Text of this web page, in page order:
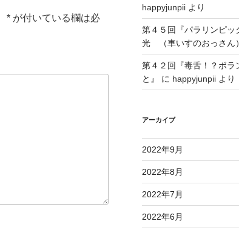
使
だ
* が付いている欄は必
happyjunpiiより
第４５回『パラリンピッ
光 （車いすのおっさん）
第４２回『毒舌！？ボラ
と』
に happyjunpiiより
アーカイブ
2022年9月
2022年8月
2022年7月
2022年6月